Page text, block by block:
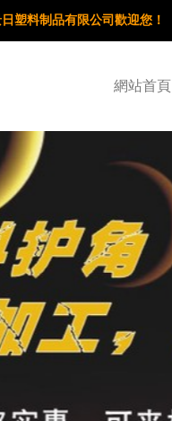
塑料制品有限公司歡迎您！
網站首頁